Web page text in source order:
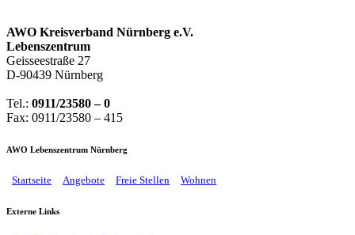
AWO Kreisverband Nürnberg e.V.
Lebenszentrum
Geisseestraße 27
D-90439 Nürnberg
Tel.: 0911/23580 – 0
Fax: 0911/23580 – 415
AWO Lebenszentrum Nürnberg
Startseite Angebote Freie Stellen Wohnen
Externe Links